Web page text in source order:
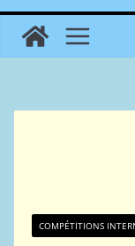
COMPÉTITIONS